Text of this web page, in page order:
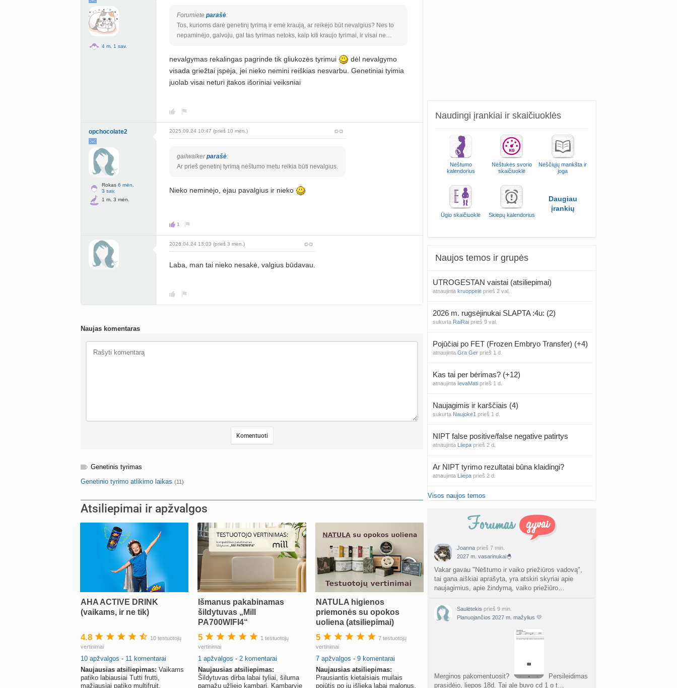
4 m. 1 sav.
Forumiete parašė:
Tos, kurioms darė genetinį tyrimą ir emė kraują, ar reikėjo būt nevalgius? Nes to
nepaminėjo, galvoju, gal tas tyrimas netoks, kaip kiti kraujo tyrimai, ir visai ne…
nevalgymas rekalingas pagrinde tik gliukozės tyrimui
dėl nevalgymo
visada griežtai įspėja, jei nieko nemini reiškias nesvarbu. Genetiniai tyimia
juolab visai neturi įtakos išoriniai veiksniai
opchocolate2
Rokas 6 mėn.
3 sav.
1 m. 3 mėn.
2025.09.24 10:47 (prieš 10 mėn.)
gailwalkerparašė:
Ar prieš genetinį tyrimą nėštumo metu reikia būti nevalgius.
Nieko neminėjo, ėjau pavalgius ir nieko
1
2026.04.24 13:03 (prieš 3 mėn.)
Laba, man tai nieko nesakė, valgius būdavau.
Naujas komentaras
Genetinis tyrimas
Genetinio tyrimo atlikimo laikas (11)
Atsiliepimai ir apžvalgos
AHA ACTIVE DRINK
(vaikams, ir ne tik)
4.8
10 testuotojų
vertinimai
10 apžvalgos - 11 komentarai
Naujausias atsiliepimas: Vaikams
patiko labiausiai Tutti frutti,
mažiausiai patiko multifruit.
Išmanus pakabinamas
šildytuvas „Mill
PA700WIFI4“
5
1 testuotojų
vertinimai
1 apžvalgos -2 komentarai
Naujausias atsiliepimas:
Šildytuvas dirba labai tyliai, šiluma
pamažu užliejo kambarį. Kambaryje
NATULA higienos
priemonės su opokos
uoliena (atsiliepimai)
5
7 testuotojų
vertinimai
7 apžvalgos - 9 komentarai
Naujausias atsiliepimas:
Prausiantis kietaisiais muilais
pojūtis po jų išlieka labai malonus.
Naudingi įrankiai ir skaičiuoklės
Nėštumo
kalendorius
Nėštukės svorio
skaičiuoklė
Nėščiųjų mankšta ir
joga
Ūgio skaičiuoklė Skiepų kalendorius
Daugiau
įrankių
Naujos temos ir grupės
UTROGESTAN vaistai (atsiliepimai)
atnaujinta kruoppelė prieš 2 val.
2026 m. rugsėjinukai SLAPTA :4u: (2)
sukurta RaiRai prieš 9 val.
Pojūčiai po FET (Frozen Embryo Transfer) (+4)
atnaujinta Gra Ger prieš 1 d.
Kas tai per bėrimas? (+12)
atnaujinta IevaMati prieš 1 d.
Naujagimis ir karščiais (4)
sukurta Naujokė1 prieš 1 d.
NIPT false positive/false negative patirtys
atnaujinta Liiepa prieš 2 d.
Ar NIPT tyrimo rezultatai būna klaidingi?
atnaujinta Liiepa prieš 2 d.
2027 Vasario mėnesio mažyliai
Traumatologai Šiauliuose (2)
Čakru valymas
sukurta siksnyteee prieš 2 d.
Kęstutis Šklėrius
Kovo mėnesio dvyniai
Valdorfo mokyklos
Visos naujos temos
Joanna prieš 7 min.
2027 m. vasarinukai🐣
Vakar gavau "Nėštumo ir vaiko priežiūros vadovą",
tai gana aiškiai aprašyta, yra atskiri skyriai apie
naujagimius, apie žindymą, vaiko priežiūro…
Saulėtekis prieš 9 min.
Planuojančios 2027 m. mažylius 💛
Merginos pakomentuosit?
Persileidimas
prasidėjo, liepos 18d. Tai ale buvo cd 1 o t…